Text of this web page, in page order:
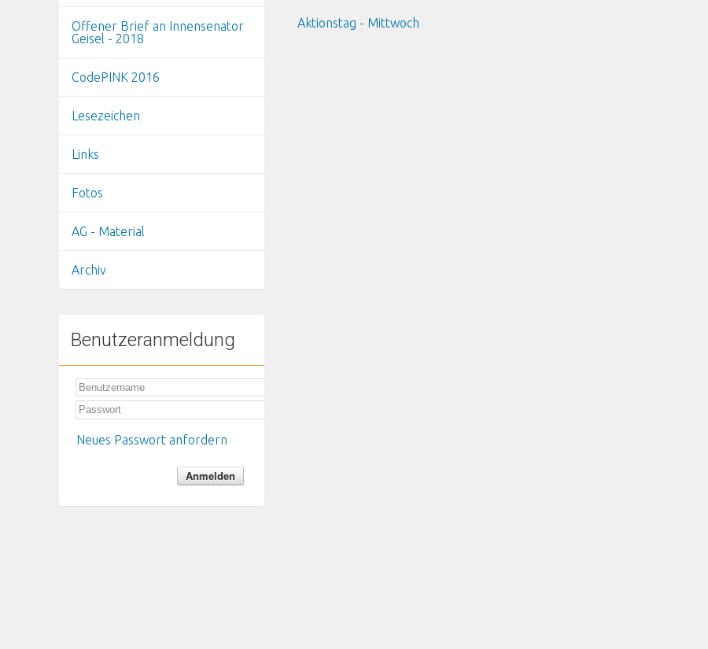
Aktionstag - Mittwoch
Offener Brief an Innensenator
Geisel - 2018
CodePINK 2016
Lesezeichen
Links
Fotos
AG - Material
Archiv
Benutzeranmeldung
Neues Passwort anfordern